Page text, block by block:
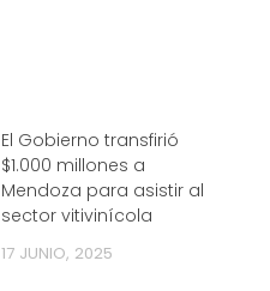
El Gobierno transfirió
$1.000 millones a
Mendoza para asistir al
sector vitivinícola
17 JUNIO, 2025